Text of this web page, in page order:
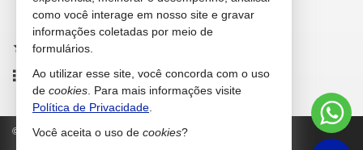
cadastre seu imóvel
imóveis favoritos
mapa de imóveis
© 2026 CRECI/SC 42.646-F Política de Privacidade
como você interage em nosso site e gravar
informações coletadas por meio de
formulários.
Ao utilizar esse site, você concorda com o uso
de cookies . Para mais informações visite
Política de Privacidade
Você aceita o uso de cookies?